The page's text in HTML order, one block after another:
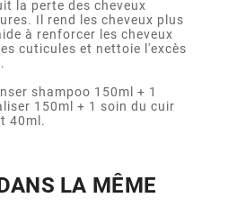
la perte des cheveux
Il rend les cheveux plus
à renforcer les cheveux
cuticules et nettoie l'excès
shampoo 150ml + 1
150ml + 1 soin du cuir
40ml.
LA MÊME